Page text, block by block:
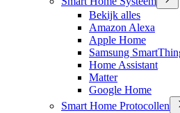
Bekijk alles
Amazon Alexa
Apple Home
Samsung
Home Assistant
Matter
Google Home
Smart Home Protocollen